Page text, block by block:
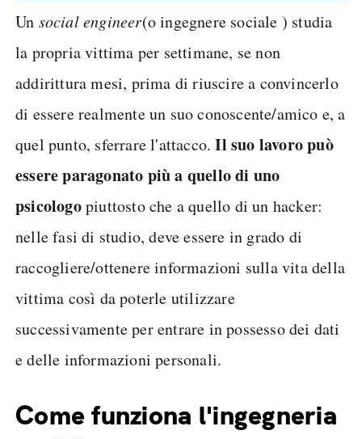
Un social engineer(o ingegnere sociale ) studia
la propria vittima per settimane, se non
addirittura mesi, prima di riuscire a convincerlo
di essere realmente un suo conoscente/amico e, a
quel punto, sferrare l'attacco.Il suo lavoro può
essere paragonato più a quello di uno
psicologopiuttosto che a quello di un hacker:
nelle fasi di studio, deve essere in grado di
raccogliere/ottenere informazioni sulla vita della
vittima così da poterle utilizzare
successivamente per entrare in possesso dei dati
e delle informazioni personali.
Come funziona l'ingegneria